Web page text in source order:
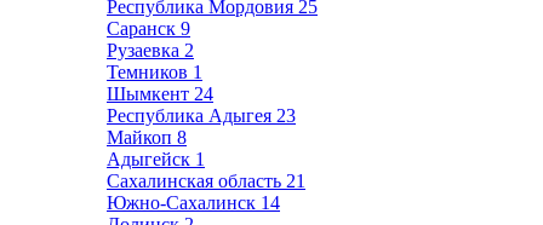
Республика Мордовия 25
Саранск 9
Рузаевка 2
Темников 1
Шымкент 24
Республика Адыгея 23
Майкоп 8
Адыгейск 1
Сахалинская область 21
Южно-Сахалинск 14